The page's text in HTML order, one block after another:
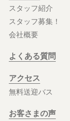
スタッフ紹介
スタッフ募集！
会社概要
よくある質問
アクセス
無料送迎バス
お客さまの声